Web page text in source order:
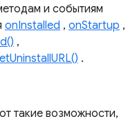
и событиям
onInstalled , onStartup ,
,
.
такие возможности,